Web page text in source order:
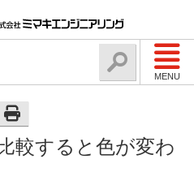
MENU
較すると色が変わ